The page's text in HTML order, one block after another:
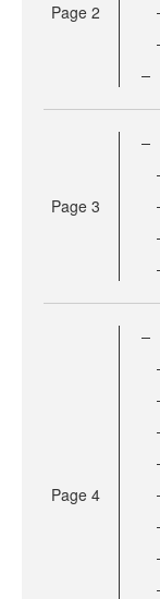
Page 2
Page 3
Page 4